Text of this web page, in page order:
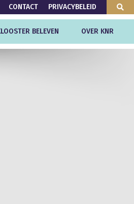
CONTACT PRIVACYBELEID
BELEVEN OVER KNR